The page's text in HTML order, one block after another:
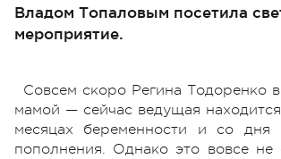
Владом Топаловым посетила
мероприятие.
Совсем скоро Регина Тодоренко
мамой — сейчас ведущая
месяцах беременности и со дня
пополнения. Однако это вовсе не